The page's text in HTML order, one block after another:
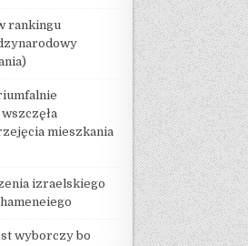
rankingu
mieszkania
izraelskiego
wyborczy bo